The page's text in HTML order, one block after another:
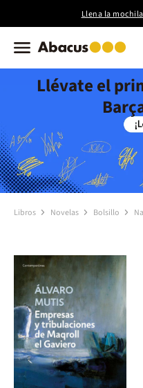
Llena la
Llévate el
Libros Novelas Bolsillo